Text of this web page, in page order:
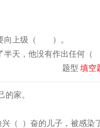
要向上级（ ）。
半天，他没有作出任何
题型 填空
的家。
兴（ ）奋的儿子，被感染